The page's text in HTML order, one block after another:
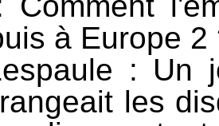
à Europe 2
: Un
les